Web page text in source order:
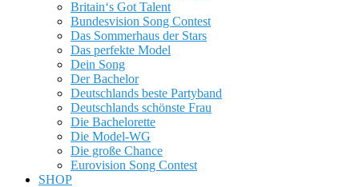
Britain‘s Got Talent
Bundesvision Song Contest
Das Sommerhaus der Stars
Das perfekte Model
Dein Song
Der Bachelor
Deutschlands beste Partyband
Deutschlands schönste Frau
Die Bachelorette
Die Model-WG
Die große Chance
Eurovision Song Contest
SHOP